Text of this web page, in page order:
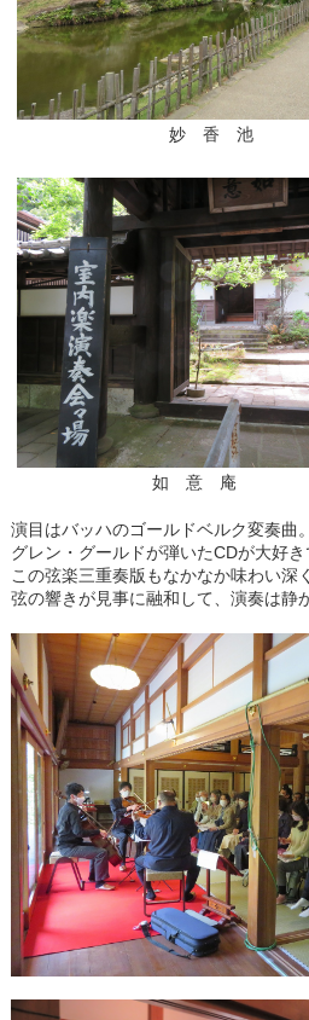
妙 香 池
如 意 庵
演目はバッハのゴールドベルク変奏曲
グレン・グールドが弾いたCDが大好き
この弦楽三重奏版もなかなか味わい深
弦の響きが見事に融和して、演奏は静